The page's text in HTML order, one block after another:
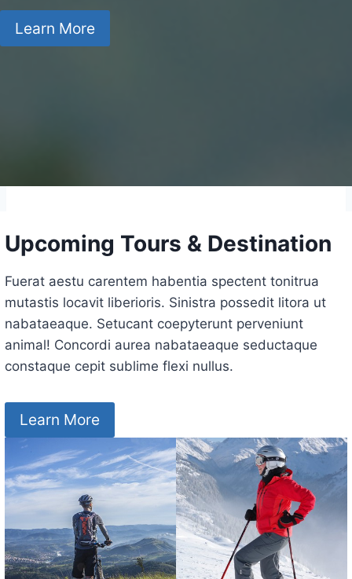
Learn More
Upcoming Tours & Destination
Fuerat aestu carentem habentia spectent tonitrua
mutastis locavit liberioris. Sinistra possedit litora ut
nabataeaque. Setucant coepyterunt perveniunt
animal! Concordi aurea nabataeaque seductaque
constaque cepit sublime flexi nullus.
Learn More